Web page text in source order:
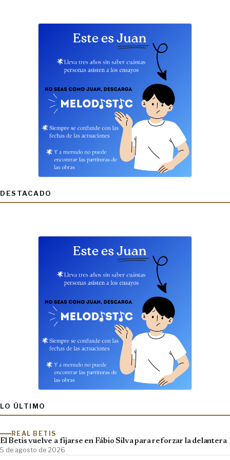
DESTACADO
LO ÚLTIMO
REAL BETIS
El Betis vuelve a fijarse en Fábio Silva para reforzar la delantera
5 de agosto de 2026